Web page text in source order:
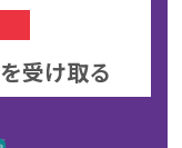
を受け取る